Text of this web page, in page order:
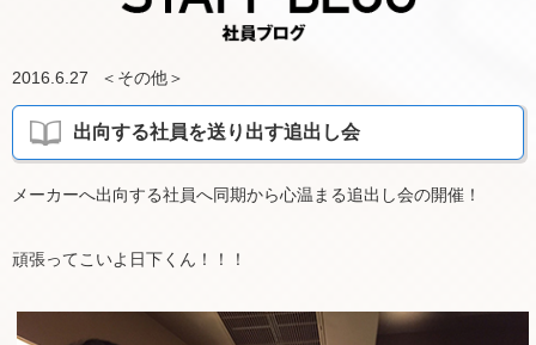
2016.6.27 ＜ その他＞
出向する社員を送り出す追出し会
メーカーへ出向する社員へ同期から心温まる追出し会の開催！
頑張ってこいよ日下くん！！！